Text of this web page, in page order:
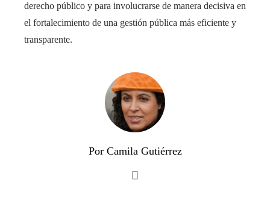
derecho público y para involucrarse de manera decisiva en
el fortalecimiento de una gestión pública más eficiente y
transparente.
Por Camila Gutiérrez